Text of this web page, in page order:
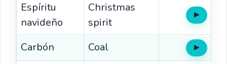
Espíritu
navideño
Christmas
spirit
▶Oír
Carbón Coal ▶Oír